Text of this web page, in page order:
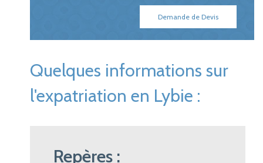
Demande de Devis
Quelques informations sur
l'expatriation en Lybie :
Repères :